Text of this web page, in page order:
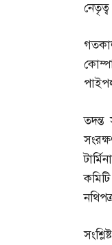
তদন্ত